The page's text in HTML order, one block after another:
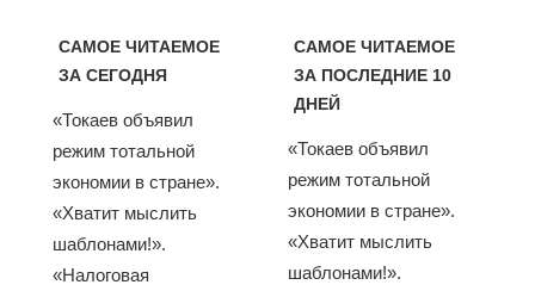
САМОЕ ЧИТАЕМОЕ
ЗА СЕГОДНЯ
«Токаев объявил
режим тотальной
экономии в стране».
«Хватит мыслить
шаблонами!».
«Налоговая
САМОЕ ЧИТАЕМОЕ
ЗА ПОСЛЕДНИЕ 10
ДНЕЙ
«Токаев объявил
режим тотальной
экономии в стране».
«Хватит мыслить
шаблонами!».